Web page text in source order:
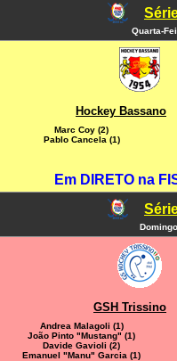
Quarta-
Hockey Bassano
Marc Coy (2)
Pablo Cancela (1)
Em DIRETO na
GSH Trissino
Andrea Malagoli (1)
João Pinto "Mustang" (1)
Davide Gavioli (2)
Emanuel "Manu" Garcia (1)